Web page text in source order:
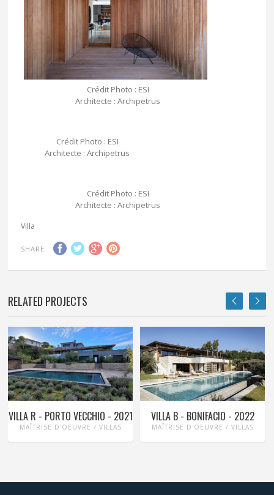
Crédit Photo : ESI
Architecte : Archipetrus
Crédit Photo : ESI
Architecte : Archipetrus
Crédit Photo : ESI
Architecte : Archipetrus
Villa
SHARE
RELATED PROJECTS
VILLA R - PORTO VECCHIO - 2021
MAÎTRISE D'OEUVRE / VILLAS
VILLA B - BONIFACIO - 2022
MAÎTRISE D'OEUVRE / VILLAS